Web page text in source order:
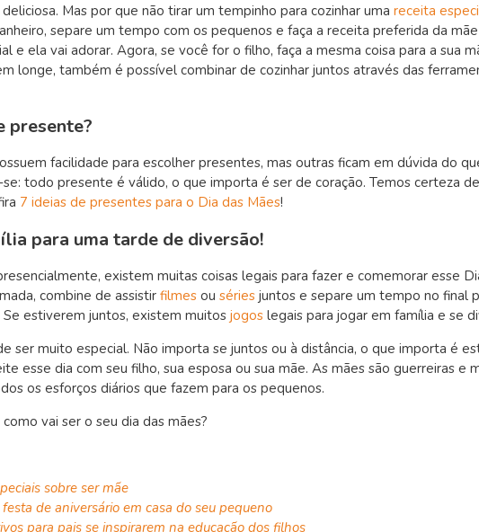
Mas por que não tirar um tempinho para cozinhar uma receita
separe um tempo com os pequenos e faça a receita preferida da
e ela vai adorar. Agora, se você for o filho, faça a mesma coisa para a sua
longe, também é possível combinar de cozinhar juntos através das
presente?
facilidade para escolher presentes, mas outras ficam em dúvida do
todo presente é válido, o que importa é ser de coração. Temos certeza
7 ideias de presentes para o Dia das Mães!
para uma tarde de diversão!
existem muitas coisas legais para fazer e comemorar esse
combine de assistirfilmes ou séries juntos e separe um tempo no final
estiverem juntos, existem muitos jogos legais para jogar em família e se
ser muito especial. Não importa se juntos ou à distância, o que importa é
esse dia com seu filho, sua esposa ou sua mãe. As mães são guerreiras e
os esforços diários que fazem para os pequenos.
vai ser o seu dia das mães?
sobre ser mãe
de aniversário em casa do seu pequeno
para pais se inspirarem na educação dos filhos